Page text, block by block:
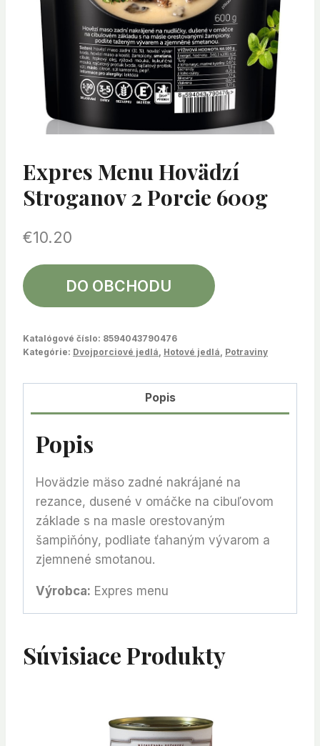
Expres Menu Hovädzí
Stroganov 2 Porcie 600g
€10.20
DO OBCHODU
Katalógové číslo: 8594043790476
Kategórie: Dvojporciové jedlá, Hotové jedlá, Potraviny
Popis
Popis
Hovädzie mäso zadné nakrájané na
rezance, dusené v omáčke na cibuľovom
základe s na masle orestovaným
šampiňóny, podliate ťahaným vývarom a
zjemnené smotanou.
Výrobca: Expres menu
Súvisiace Produkty